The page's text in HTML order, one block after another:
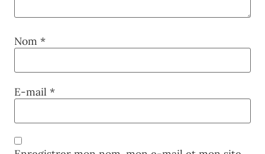
Nom *
E-mail *